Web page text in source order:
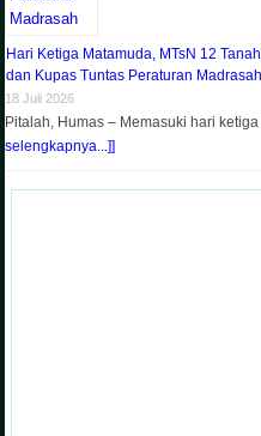
Hari Ketiga Matamuda, MTsN 12
dan Kupas Tuntas Peraturan Madrasah
18 Juli 2026
Pitalah, Humas – Memasuki hari
selengkapnya...]]